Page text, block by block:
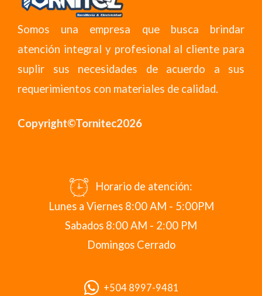
Somos una empresa que busca brindar
atención integral y profesional al cliente para
suplir sus necesidades de acuerdo a sus
requerimientos con materiales de calidad.
Copyright©Tornitec2026
Horario de atención:
Lunes a Viernes 8:00 AM - 5:00PM
Sabados 8:00 AM - 2:00 PM
Domingos Cerrado
+504 8997-9481